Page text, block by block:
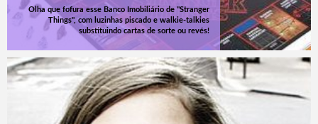
Olha que fofura esse Banco Imobiliário de "Stranger
Things", com luzinhas piscado e walkie-talkies
substituindo cartas de sorte ou revés!